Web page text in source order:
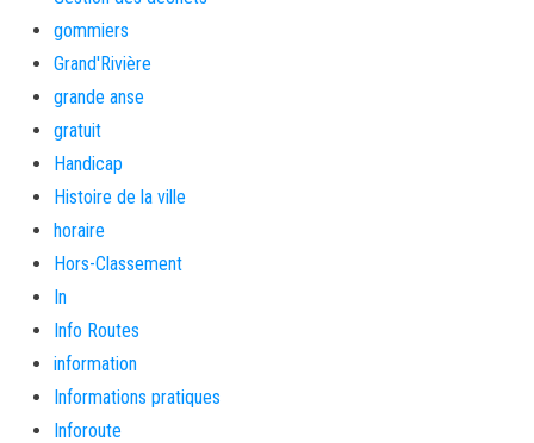
gommiers
Grand'Rivière
grande anse
gratuit
Handicap
Histoire de la ville
horaire
Hors-Classement
In
Info Routes
information
Informations pratiques
Inforoute